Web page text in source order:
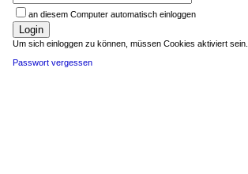
an diesem Computer automatisch einloggen
Login
Um sich einloggen zu können, müssen Cookies aktiviert sein.
Passwort vergessen